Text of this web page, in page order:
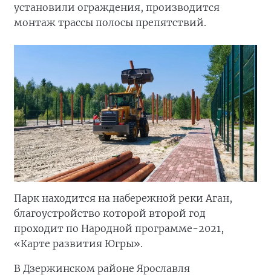
установили ограждения, производится
монтаж трассы полосы препятствий.
Парк находится на набережной реки Аган,
благоустройство которой второй год
проходит по Народной программе-2021,
«Карте развития Югры».
В Дзержинском районе Ярославля